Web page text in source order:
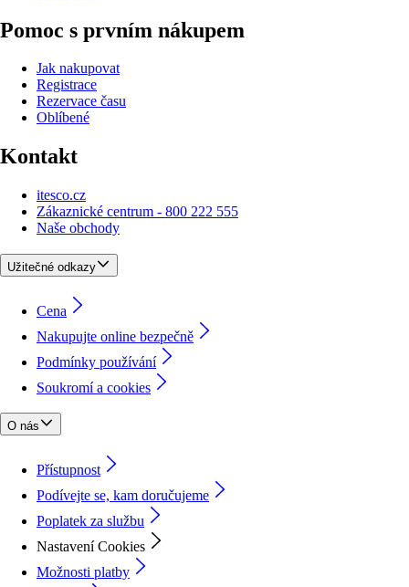
Pomoc s prvním nákupem
Jak nakupovat
Registrace
Rezervace času
Oblíbené
Kontakt
itesco.cz
Zákaznické centrum - 800 222 555
Naše obchody
Užitečné odkazy
Cena
Nakupujte online bezpečně
Podmínky používání
Soukromí a cookies
O nás
Přístupnost
Podívejte se, kam doručujeme
Poplatek za službu
Nastavení Cookies
Možnosti platby